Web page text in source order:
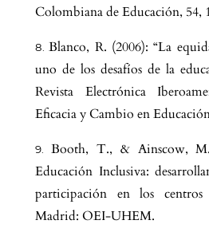
Colombiana de Educación, 54,
Blanco, R. (2006): “La
uno de los desafíos de la
Revista Electrónica
Eficacia y Cambio en
Booth, T., & Ainscow,
Educación Inclusiva:
participación en los centros
Madrid: OEI-UHEM.